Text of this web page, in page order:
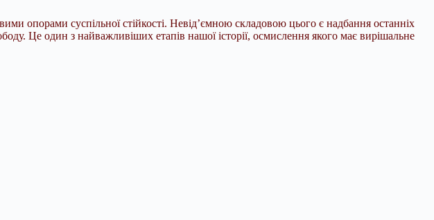
опорами суспільної стійкості. Невід’ємною складовою цього є надбання останніх
Це один з найважливіших етапів нашої історії, осмислення якого має вирішальне